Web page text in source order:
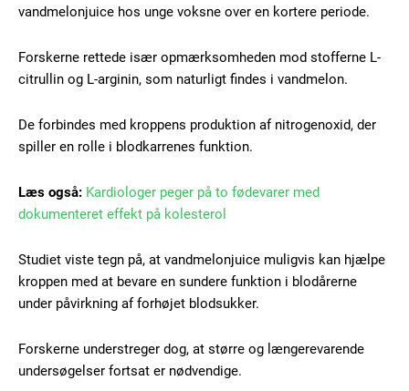
Free limited access
Gratis / forever
Etiam est nibh, lobortis sit
Ut mollis pellentesque tortor
Nullam eu erat condimentum
Donec quis est ac felis
vandmelonjuice hos unge voksne over en kortere periode.
Forskerne rettede især opmærksomheden mod stofferne L-
citrullin og L-arginin, som naturligt findes i vandmelon.
De forbindes med kroppens produktion af nitrogenoxid, der
spiller en rolle i blodkarrenes funktion.
Læs også: Kardiologer peger på to fødevarer med
dokumenteret effekt på kolesterol
Studiet viste tegn på, at vandmelonjuice muligvis kan hjælpe
kroppen med at bevare en sundere funktion i blodårerne
under påvirkning af forhøjet blodsukker.
Forskerne understreger dog, at større og længerevarende
undersøgelser fortsat er nødvendige.